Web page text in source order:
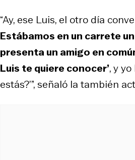
“Ay, ese Luis, el otro día
Estábamos en un carrete
presenta un amigo en
Luis te quiere conocer’, y
estás?’”, señaló la también